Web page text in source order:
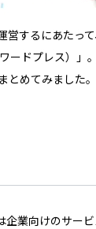
営するにあたっ
ードプレス）」
とめてみました
企業向けのサー